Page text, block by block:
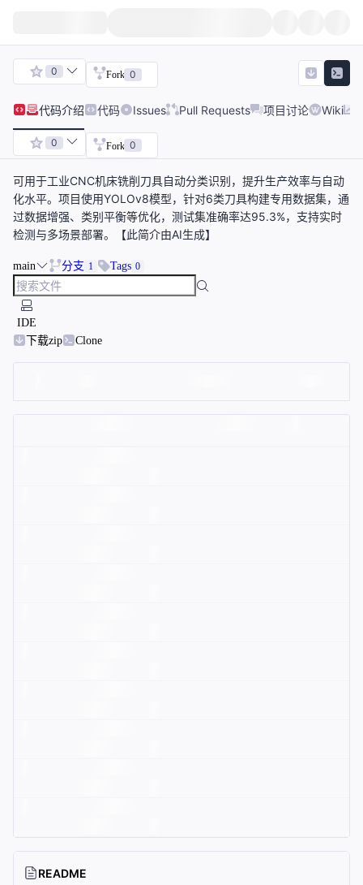
0 Fork 0
代码介绍 代码 Issues Pull Requests 项目讨论 Wiki
0 Fork 0
可用于工业CNC机床铣削刀具自动分类识别，提升生产效率与自动
化水平。项目使用YOLOv8模型，针对6类刀具构建专用数据集，通
过数据增强、类别平衡等优化，测试集准确率达95.3%，支持实时
检测与多场景部署。【此简介由AI生成】
main 分支 1 Tags 0
IDE
下载zip
Clone
README